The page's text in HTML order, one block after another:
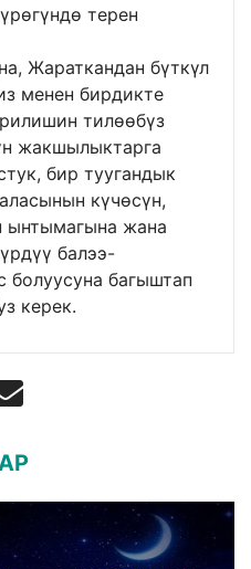
терен
Жараткандан бүткүл
менен бирдикте
тилөөбүз
жакшылыктарга
бир туугандык
күчөсүн,
ынтымагына жана
балээ-
болуусуна багыштап
керек.